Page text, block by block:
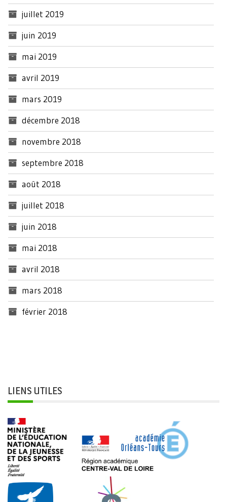
juillet 2019
juin 2019
mai 2019
avril 2019
mars 2019
décembre 2018
novembre 2018
septembre 2018
août 2018
juillet 2018
juin 2018
mai 2018
avril 2018
mars 2018
février 2018
LIENS UTILES